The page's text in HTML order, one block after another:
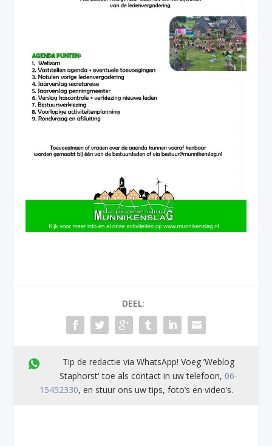
DEEL:
Tip de redactie via WhatsApp! Voeg ’Weblog
Staphorst' toe als contact in uw telefoon, 06-
15452330, en stuur ons uw tips, foto’s en video’s.